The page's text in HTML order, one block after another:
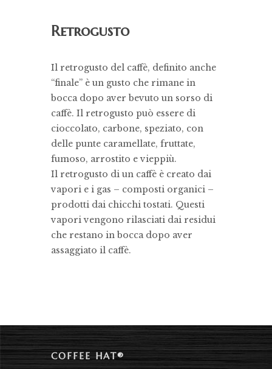
Retrogusto
Il retrogusto del caffè, definito anche
“finale” è un gusto che rimane in
bocca dopo aver bevuto un sorso di
caffè. Il retrogusto può essere di
cioccolato, carbone, speziato, con
delle punte caramellate, fruttate,
fumoso, arrostito e vieppiù.
Il retrogusto di un caffè è creato dai
vapori e i gas – composti organici –
prodotti dai chicchi tostati. Questi
vapori vengono rilasciati dai residui
che restano in bocca dopo aver
assaggiato il caffè.
COFFEE HAT®